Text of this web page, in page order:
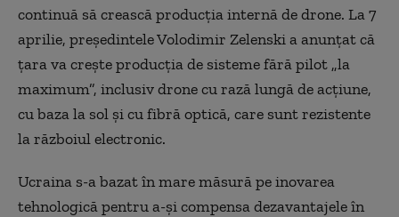
continuă să crească producția internă de drone. La 7
aprilie, președintele Volodimir Zelenski a anunțat că
țara va crește producția de sisteme fără pilot „la
maximum”, inclusiv drone cu rază lungă de acțiune,
cu baza la sol și cu fibră optică, care sunt rezistente
la războiul electronic.
Ucraina s-a bazat în mare măsură pe inovarea
tehnologică pentru a-și compensa dezavantajele în